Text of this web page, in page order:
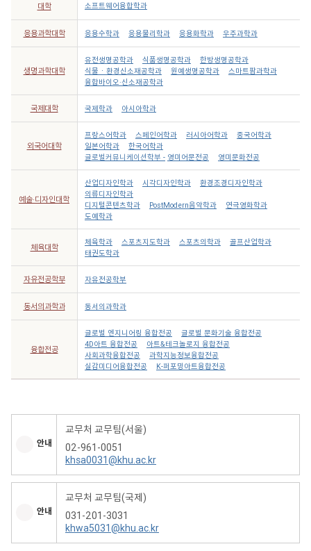
대학
소프트웨어융합학과
응용과학대학 응용수학과 응용물리학과 응용화학과 우주과학과
생명과학대학
유전생명공학과 식품생명공학과
한방생명공학과
식물ㆍ환경신소재공학과
원예생명공학과
스마트팜과학과
융합바이오·신소재공학과
국제대학 국제학과 아시아학과
외국어대학
프랑스어학과 스페인어학과 러시아어학과
중국어학과
일본어학과
한국어학과
글로벌커뮤니케이션학부 - 영미어문전공 영미문화전공
예술·디자인대학
산업디자인학과 시각디자인학과
환경조경디자인학과
의류디자인학과
디지털콘텐츠학과
PostModern음악학과
연극영화학과
도예학과
체육대학
체육학과 스포츠지도학과 스포츠의학과
골프산업학과
태권도학과
자유전공학부 자유전공학부
동서의과학과 동서의과학과
융합전공
글로벌 엔지니어링 융합전공
글로벌 문화기술 융합전공
4D아트 융합전공
아트&테크놀로지 융합전공
사회과학융합전공
과학지능정보융합전공
실감미디어융합전공
K-퍼포밍아트융합전공
안내
교무처 교무팀(서울)
02-961-0051
khsa0031@khu.ac.kr
안내
교무처 교무팀(국제)
031-201-3031
khwa5031@khu.ac.kr